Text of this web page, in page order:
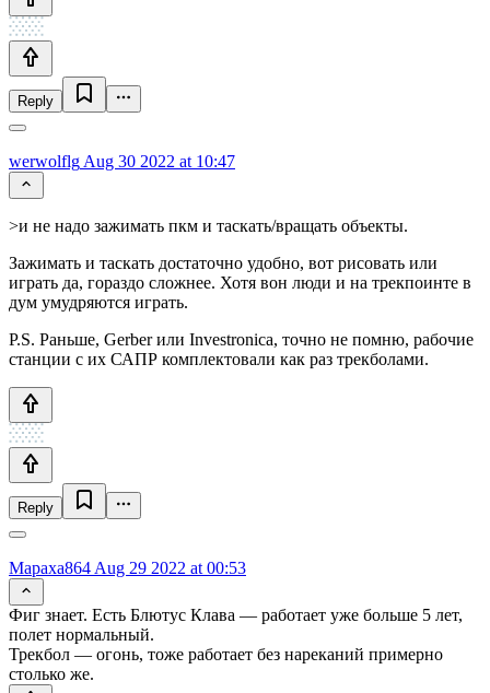
Reply
werwolflg Aug 30 2022 at 10:47
>и не надо зажимать пкм и таскать/вращать объекты.
Зажимать и таскать достаточно удобно, вот рисовать или
играть да, гораздо сложнее. Хотя вон люди и на трекпоинте в
дум умудряются играть.
P.S. Раньше, Gerber или Investronica, точно не помню, рабочие
станции с их САПР комплектовали как раз трекболами.
Reply
Mapaxa864 Aug 29 2022 at 00:53
Фиг знает. Есть Блютус Клава — работает уже больше 5 лет,
полет нормальный.
Трекбол — огонь, тоже работает без нареканий примерно
столько же.